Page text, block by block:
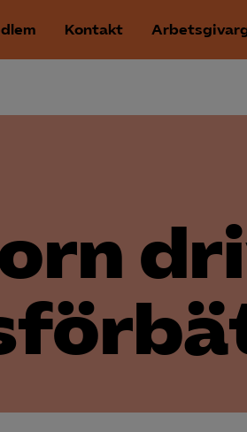
Kontakt